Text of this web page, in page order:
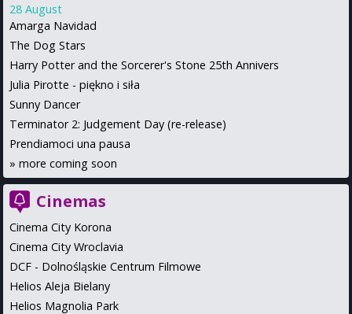
28 August
Amarga Navidad
The Dog Stars
Harry Potter and the Sorcerer's Stone 25th Annivers
Julia Pirotte - piękno i siła
Sunny Dancer
Terminator 2: Judgement Day (re-release)
Prendiamoci una pausa
» more coming soon
Cinemas
Cinema City Korona
Cinema City Wroclavia
DCF - Dolnośląskie Centrum Filmowe
Helios Aleja Bielany
Helios Magnolia Park